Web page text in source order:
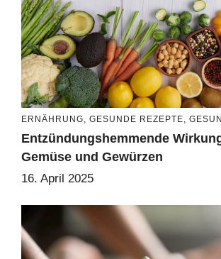
ERNÄHRUNG, GESUNDE REZEPTE,
Entzündungshemmende
Gemüse und Gewürzen
16. April 2025